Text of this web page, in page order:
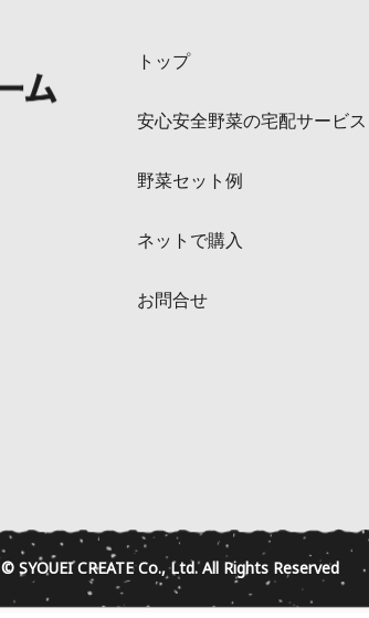
トップ
安心安全野菜の宅配サービス
野菜セット例
ネットで購入
お問合せ
© SYOUEI CREATE Co., Ltd. All Rights Reserved